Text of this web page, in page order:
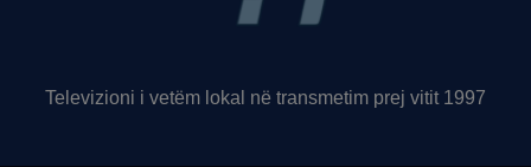
Televizioni i vetëm lokal në transmetim prej vitit 1997